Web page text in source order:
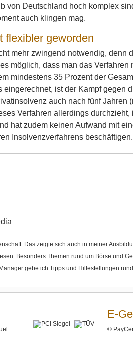
von Deutschland hoch komplex
auch klingen mag.
flexibler geworden
mehr zwingend notwendig, denn
möglich, dass man das Verfahren
mindestens 35 Prozent der
ist der Kampf gegen
auch nach fünf Jahren
Verfahren allerdings
hat zudem keinen Aufwand mit
Insolvenzverfahrens beschäftigen.
Das zeigte sich auch in meiner
Besonders Themen rund um Börse und
gebe ich Tipps und Hilfestellungen
E-
©